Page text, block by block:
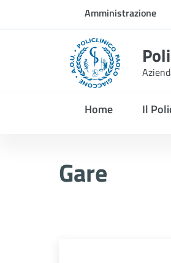
Skip to Main ContentAmministrazione
trasparente
Home Il
Gare